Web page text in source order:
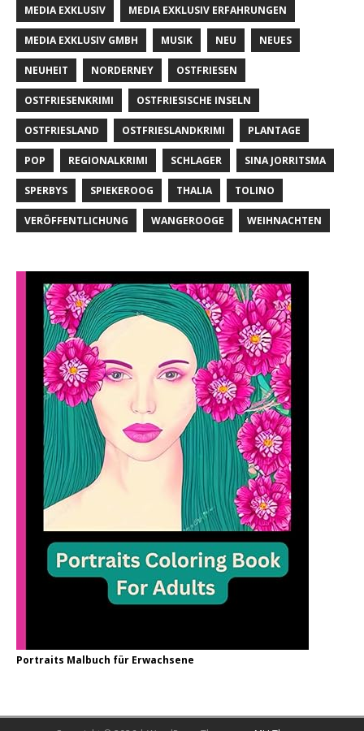
MEDIA EXKLUSIV MEDIA EXKLUSIV ERFAHRUNGEN
MEDIA EXKLUSIV GMBH MUSIK NEU NEUES
NEUHEIT NORDERNEY OSTFRIESEN
OSTFRIESENKRIMI OSTFRIESISCHE INSELN
OSTFRIESLAND OSTFRIESLANDKRIMI PLANTAGE
POP REGIONALKRIMI SCHLAGER SINA JORRITSMA
SPERBYS SPIEKEROOG THALIA TOLINO
VERÖFFENTLICHUNG WANGEROOGE WEIHNACHTEN
Portraits Malbuch für Erwachsene